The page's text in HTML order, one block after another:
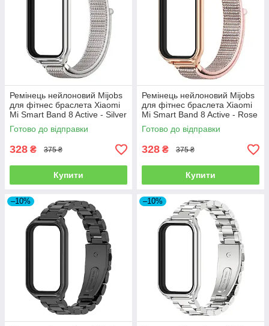
Ремінець нейлоновий Mijobs
для фітнес браслета Xiaomi
Mi Smart Band 8 Active - Silver
Готово до відправки
328 ₴ 375 ₴
Купити
Ремінець нейлоновий Mijobs
для фітнес браслета Xiaomi
Mi Smart Band 8 Active - Rose
Gold
Готово до відправки
328 ₴ 375 ₴
Купити
–10% –10%